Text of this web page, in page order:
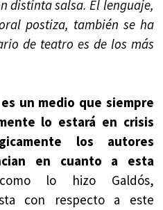
distinta salsa. El lenguaje,
postiza, también se ha
de teatro es de los más
un medio que siempre
lo estará en crisis
los autores
en cuanto a esta
lo hizo Galdós,
con respecto a este